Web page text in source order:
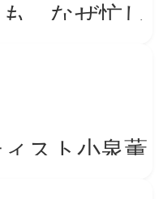
、なぜ忙し
スト小泉薫